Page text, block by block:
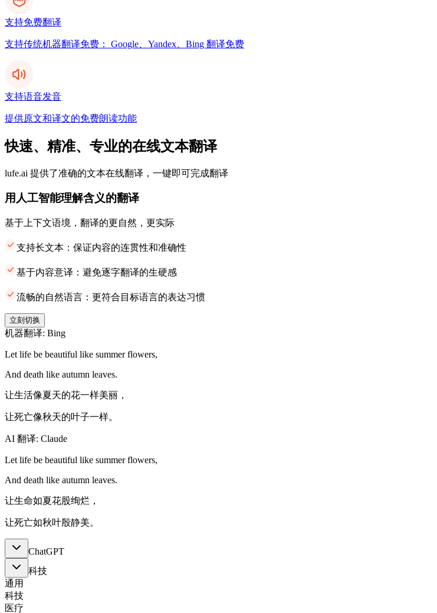
支持免费翻译
支持传统机器翻译免费： Google、Yandex、Bing 翻译免费
支持语音发音
提供原文和译文的免费朗读功能
快速、精准、专业的在线文本翻译
lufe.ai 提供了准确的文本在线翻译，一键即可完成翻译
用人工智能理解含义的翻译
基于上下文语境，翻译的更自然，更实际
支持长文本：保证内容的连贯性和准确性
基于内容意译：避免逐字翻译的生硬感
流畅的自然语言：更符合目标语言的表达习惯
立刻切换
机器翻译: Bing
Let life be beautiful like summer flowers,
And death like autumn leaves.
让生活像夏天的花一样美丽，
让死亡像秋天的叶子一样。
AI 翻译: Claude
Let life be beautiful like summer flowers,
And death like autumn leaves.
让生命如夏花股绚烂，
让死亡如秋叶殷静美。
ChatGPT
科技
通用
科技
医疗